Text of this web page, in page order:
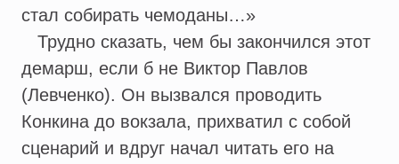
стал собирать чемоданы…»
Трудно сказать, чем бы закончился этот
демарш, если б не Виктор Павлов
(Левченко). Он вызвался проводить
Конкина до вокзала, прихватил с собой
сценарий и вдруг начал читать его на